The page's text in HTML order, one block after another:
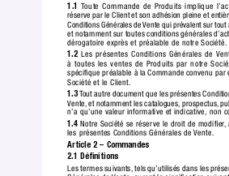
1.1 Toute Commande de Produits implique
réserve par le Client et son adhésion pleine et
Conditions Générales de Vente qui prévalent sur tout
et notamment sur toutes conditions générales
dérogatoire exprès et préalable de notre Société.
1.2 Les présentes Conditions Générales de
à toutes les ventes de Produits par notre
spéciﬁque préalable à la Commande convenu par
Société et le Client.
1.3Tout autre document que les présentes
Vente, et notamment les catalogues, prospectus,
n’a qu’une valeur informative et indicative, non
1.4 Notre Société se réserve le droit de modiﬁer
les présentes Conditions Générales de Vente.
Article 2 – Commandes
2.1 Déﬁnitions
Les termes suivants, tels qu’utilisés dans les